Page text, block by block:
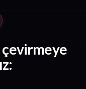
çevirmeye